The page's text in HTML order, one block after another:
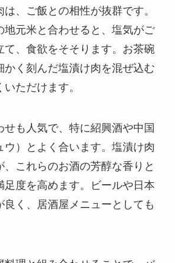
、ご飯との相性が抜群です。
地元米と合わせると、塩気がご
て、食欲をそそります。お茶碗
かく刻んだ塩漬け肉を混ぜ込む
ただけます。
せも人気で、特に紹興酒や中国
ウ）とよく合います。塩漬け肉
これらのお酒の芳醇な香りと
足度を高めます。ビールや日本
良く、居酒屋メニューとしても